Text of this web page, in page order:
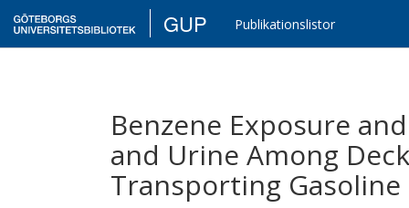
GUP Publikationslistor
Benzene Exposure
and Urine Among
Transporting Gasoline